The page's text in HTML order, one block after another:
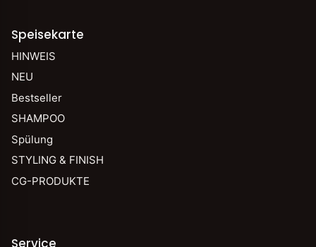
Speisekarte
HINWEIS
NEU
Bestseller
SHAMPOO
Spülung
STYLING & FINISH
CG-PRODUKTE